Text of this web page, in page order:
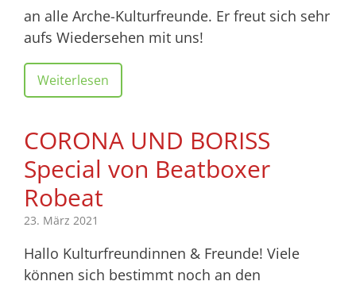
an alle Arche-Kulturfreunde. Er freut sich sehr
aufs Wiedersehen mit uns!
Weiterlesen
CORONA UND BORISS
Special von Beatboxer
Robeat
23. März 2021
Hallo Kulturfreundinnen & Freunde! Viele
können sich bestimmt noch an den